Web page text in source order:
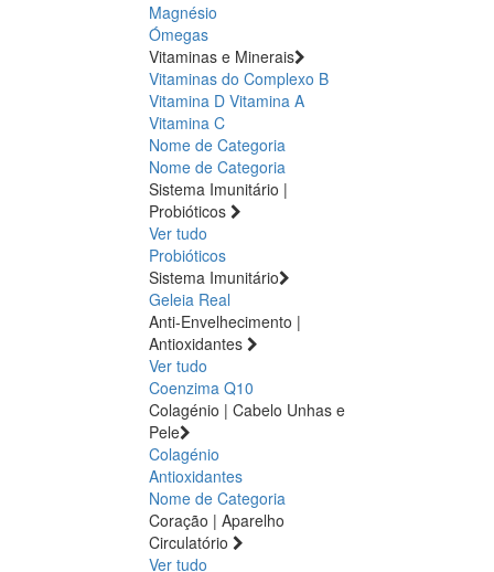
Magnésio
Ómegas
Vitaminas e Minerais
Vitaminas do Complexo B
Vitamina D Vitamina A
Vitamina C
Nome de Categoria
Nome de Categoria
Sistema Imunitário |
Probióticos
Ver tudo
Probióticos
Sistema Imunitário
Geleia Real
Anti-Envelhecimento |
Antioxidantes
Ver tudo
Coenzima Q10
Colagénio | Cabelo Unhas e
Pele
Colagénio
Antioxidantes
Nome de Categoria
Coração | Aparelho
Circulatório
Ver tudo